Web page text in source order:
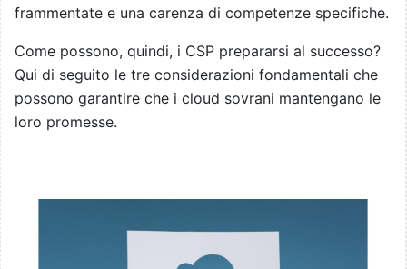
frammentate e una carenza di competenze specifiche.
Come possono, quindi, i CSP prepararsi al successo?
Qui di seguito le tre considerazioni fondamentali che
possono garantire che i cloud sovrani mantengano le
loro promesse.